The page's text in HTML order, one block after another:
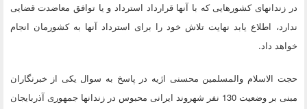
در زندانهای کشورهایی که با آنها قرارداد استرداد و یا توافق معاضدت قضایی
ندارد، اطلاع یابد نهایت تلاش خود را برای استرداد آنها به کشورمان انجام
خواهد داد.
حجت الاسلام والمسلمین محسنی اژیه در پاسخ به سوال یکی از خبرنگاران
مبنی بر وضعیت 130 نفر شهروند ایرانی محبوس در زندانها جمهوری آذربایجان